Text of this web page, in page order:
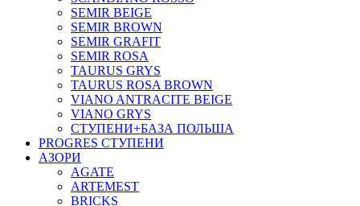
SEMIR BEIGE
SEMIR BROWN
SEMIR GRAFIT
SEMIR ROSA
TAURUS GRYS
TAURUS ROSA BROWN
VIANO ANTRACITE BEIGE
VIANO GRYS
СТУПЕНИ+БАЗА ПОЛЬША
PROGRES СТУПЕНИ
АЗОРИ
AGATE
ARTEMEST
BRICKS